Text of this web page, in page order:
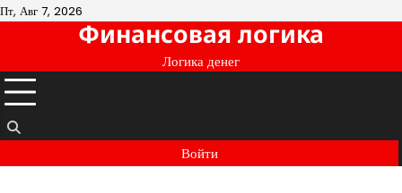
Перейти
Пт, Авг 7, 2026
Финансовая логика
Логика денег
Войти